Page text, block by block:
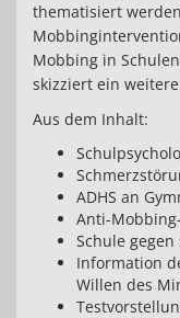
thematisiert
Mobbing in
skizziert ein
Aus dem Inhalt:
ADHS an
Anti-
Schule
Information
Willen des